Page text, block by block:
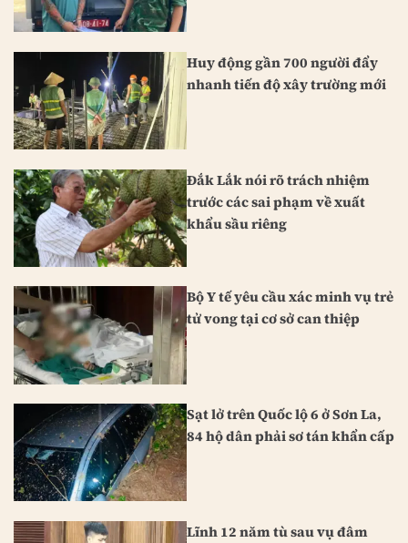
Huy động gần 700 người đẩy
nhanh tiến độ xây trường mới
Đắk Lắk nói rõ trách nhiệm
trước các sai phạm về xuất
khẩu sầu riêng
Bộ Y tế yêu cầu xác minh vụ trẻ
tử vong tại cơ sở can thiệp
Sạt lở trên Quốc lộ 6 ở Sơn La,
84 hộ dân phải sơ tán khẩn cấp
Lĩnh 12 năm tù sau vụ đâm